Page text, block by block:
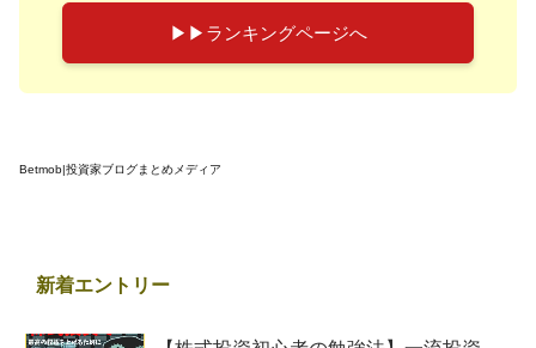
▶︎▶︎ランキングページへ
Betmob|投資家ブログまとめメディア
新着エントリー